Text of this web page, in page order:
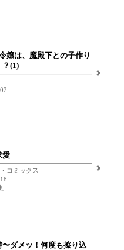
嬢は、魔殿下との子作り
？(1)
愛
コミックス
〜ダメッ！何度も擦り込